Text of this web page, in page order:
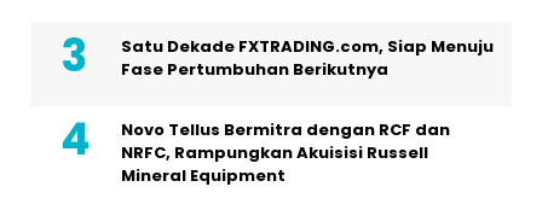
Satu Dekade FXTRADING.com, Siap Menuju
Fase Pertumbuhan Berikutnya
Novo Tellus Bermitra dengan RCF dan
NRFC, Rampungkan Akuisisi Russell
Mineral Equipment